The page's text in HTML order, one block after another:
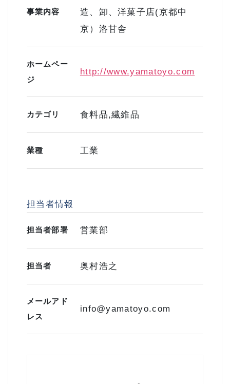
事業内容
造、卸、洋菓子店(京都中
京）洛甘舎
ホームペー
ジ
http://www.yamatoyo.com
カテゴリ 食料品,繊維品
業種 工業
担当者情報
担当者部署 営業部
担当者 奥村浩之
メールアド
レス
info@yamatoyo.com